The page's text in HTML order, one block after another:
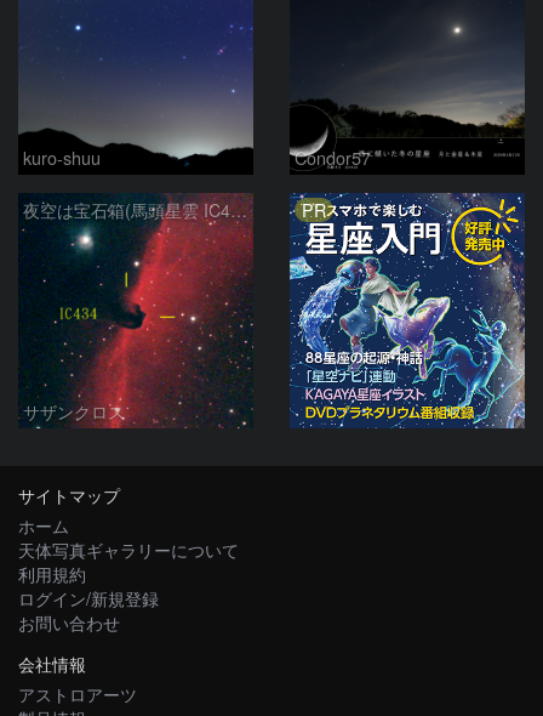
kuro-shuu Condor57
夜空は宝石箱(馬頭星雲 IC434) Seestar50
サザンクロス
PR
サイトマップ
ホーム
天体写真ギャラリーについて
利用規約
ログイン/新規登録
お問い合わせ
会社情報
アストロアーツ